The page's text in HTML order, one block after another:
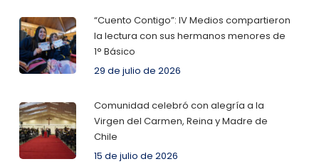
“Cuento Contigo”: IV Medios compartieron
la lectura con sus hermanos menores de
1° Básico
29 de julio de 2026
Comunidad celebró con alegría a la
Virgen del Carmen, Reina y Madre de
Chile
15 de julio de 2026